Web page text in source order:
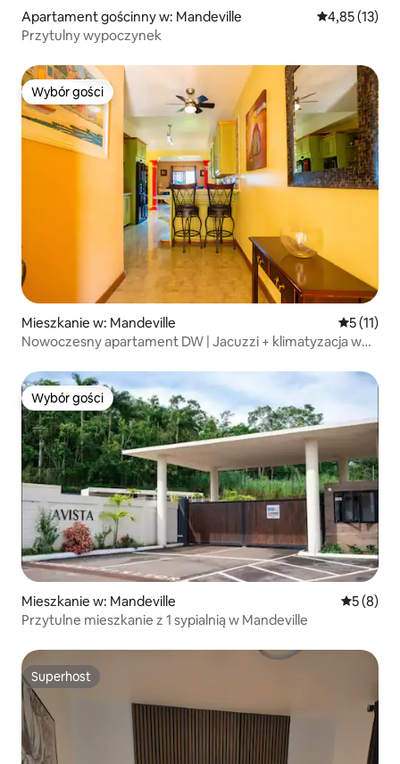
Apartament gościnny w: Mandeville Średnia
4,85 (13)
Przytulny wypoczynek
Wybór gości
Wybór gości
Mieszkanie w: Mandeville Średnia
5 (11)
Nowoczesny apartament DW | Jacuzzi + klimatyzacja w
Wybór gości
Wybór gości
Mieszkanie w: Mandeville Średnia
5 (8)
Przytulne mieszkanie z 1 sypialnią w Mandeville
Superhost
Superhost